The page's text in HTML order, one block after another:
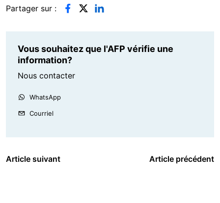
Partager sur :
Vous souhaitez que l'AFP vérifie une
information?
Nous contacter
WhatsApp
Courriel
Article suivant Article précédent